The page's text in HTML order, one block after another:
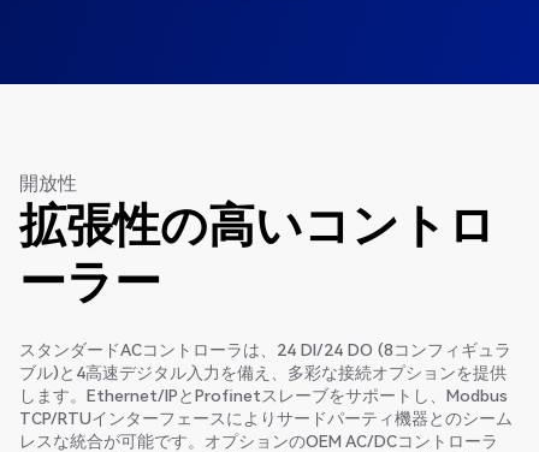
開放性
拡張性の高いコントロ
ーラー
スタンダードACコントローラは、24 DI/24 DO (8コンフィギュラ
ブル)と4高速デジタル入力を備え、多彩な接続オプションを提供
します。Ethernet/IPとProfinetスレーブをサポートし、Modbus
TCP/RTUインターフェースによりサードパーティ機器とのシーム
レスな統合が可能です。オプションのOEM AC/DCコントローラ